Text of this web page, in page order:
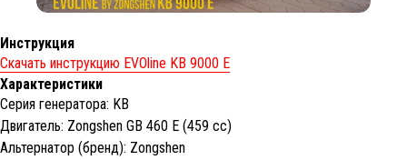
Инструкция
Скачать инструкцию EVOline KB 9000 E
Характеристики
Серия генератора: KB
Двигатель: Zongshen GB 460 E (459 cc)
Альтернатор (бренд): Zongshen